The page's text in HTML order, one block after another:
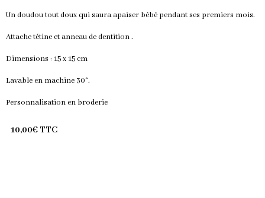
Un doudou tout doux qui saura apaiser bébé pendant ses premiers mois.
Attache tétine et anneau de dentition .
Dimensions : 15 x 15 cm
Lavable en machine 30°.
Personnalisation en broderie
10,00€ TTC